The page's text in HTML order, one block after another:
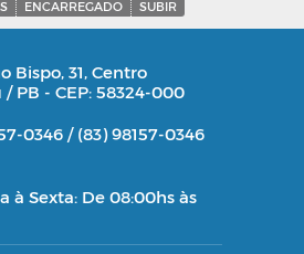
ENCARREGADO SUBIR
Bispo, 31, Centro
PB - CEP: 58324-000
0346 / (83) 98157-0346
à Sexta: De 08:00hs às